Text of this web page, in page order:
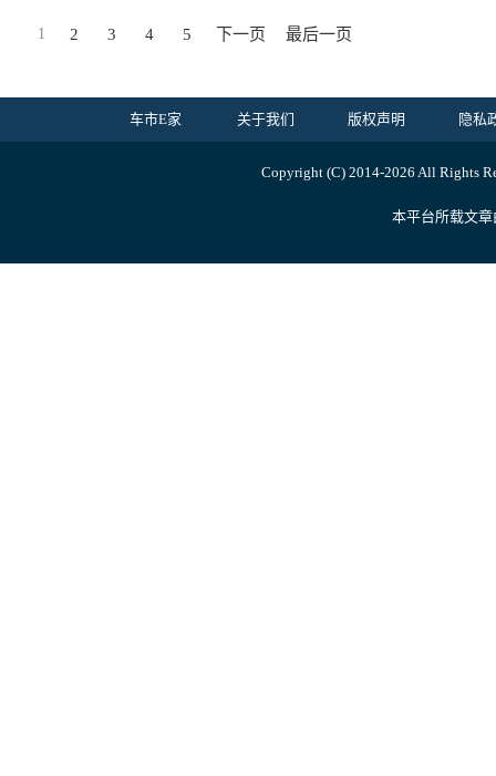
1 2 3 4 5 下一页 最后一页
车市E家 关于我们 版权声明 隐私
Copyright (C) 2014-2026 All Rights
本平台所载文章